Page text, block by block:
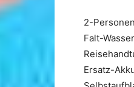
2-
Falt-
Ersatz-